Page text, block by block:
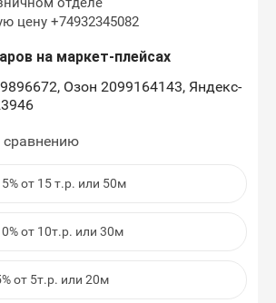
цену +74932345082
на маркет-плейсах
Озон 2099164143, Яндекс-
от 15 т.р. или 50м
от 10т.р. или 30м
от 5т.р. или 20м